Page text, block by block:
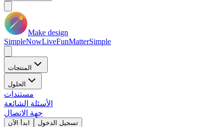
Make design
SimpleNowLiveFunMatterSimple
المنتجات
الحلول
مستندات
الأسئلة الشائعة
جهة الاتصال
ابدأ الآن تسجيل الدخول